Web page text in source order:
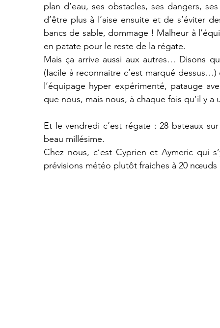
plan d’eau, ses obstacles, ses dangers,
d’être plus à l’aise ensuite et de s’éviter
bancs de sable, dommage ! Malheur à
en patate pour le reste de la régate.
Mais ça arrive aussi aux autres… Disons
(facile à reconnaitre c’est marqué
l’équipage hyper expérimenté, patauge
que nous, mais nous, à chaque fois qu’il y
Et le vendredi c’est régate : 28 bateaux
beau millésime.
Chez nous, c’est Cyprien et Aymeric qui
prévisions météo plutôt fraiches à 20